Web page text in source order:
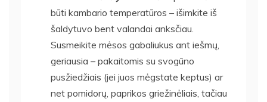
būti kambario temperatūros – išimkite iš
šaldytuvo bent valandai anksčiau.
Susmeikite mėsos gabaliukus ant iešmų,
geriausia – pakaitomis su svogūno
pusžiedžiais (jei juos mėgstate keptus) ar
net pomidorų, paprikos griežinėliais, tačiau